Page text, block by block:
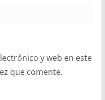
y web en este
que comente.